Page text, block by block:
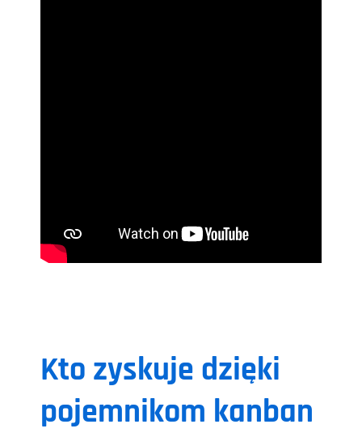
Kto zyskuje dzięki
pojemnikom kanban